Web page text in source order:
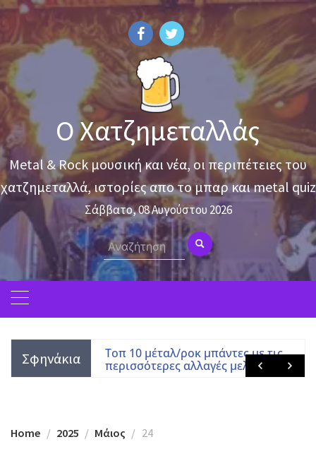
Skip
content
Ο Χατζημεταλλάς
Metal & Rock μουσική και νέα, οι περιπέτειες του
χατζημεταλλά, ιστορίες απο το μπαρ και metal quiz
Σάββατο, 08 Αυγούστου 2026
Search
for:
Σφηνάκια
μπάντες με τις
μελών
Black Sabbath μόνο με Tony
Home 2025 Μάιος 24